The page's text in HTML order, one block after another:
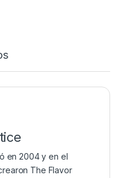
en 2004 y en el
The Flavor